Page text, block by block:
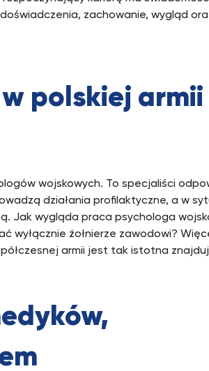
zachowanie, wygląd
polskiej armii
wojskowych. To specjaliści
działania profilaktyczne, a w
Jak wygląda praca psychologa
wyłącznie żołnierze zawodowi?
armii jest tak istotna